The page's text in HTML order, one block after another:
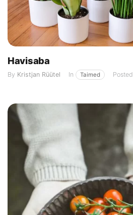
Havisaba
By Kristjan Rüütel In Taimed Posted